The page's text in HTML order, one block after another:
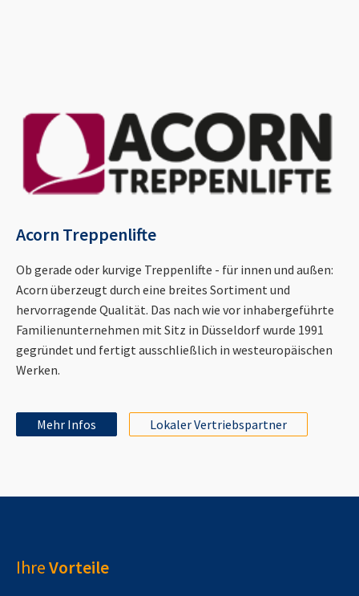
Acorn Treppenlifte
Ob gerade oder kurvige Treppenlifte - für innen und außen:
Acorn überzeugt durch eine breites Sortiment und
hervorragende Qualität. Das nach wie vor inhabergeführte
Familienunternehmen mit Sitz in Düsseldorf wurde 1991
gegründet und fertigt ausschließlich in westeuropäischen
Werken.
Mehr Infos Lokaler Vertriebspartner
IhreVorteile